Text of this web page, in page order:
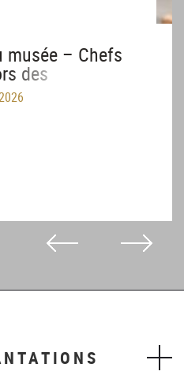
musée – Chefs
des